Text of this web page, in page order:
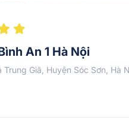
An 1 Hà Nội
Trung Giã, Huyện Sóc Sơn, Hà